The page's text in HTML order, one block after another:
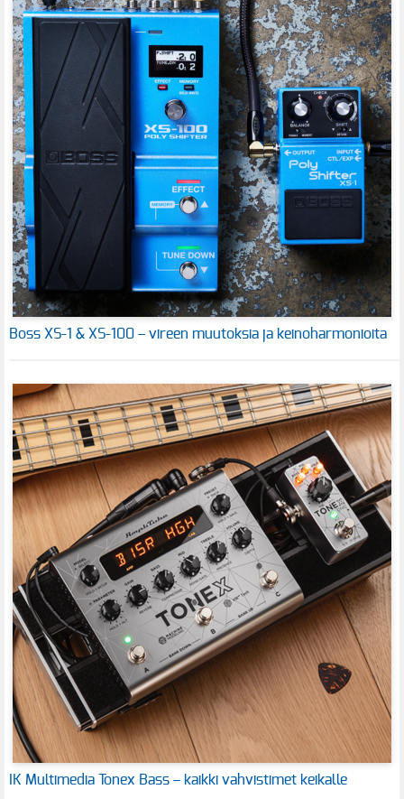
Boss XS-1 & XS-100 – vireen muutoksia ja keinoharmonioita
IK Multimedia Tonex Bass – kaikki vahvistimet keikalle